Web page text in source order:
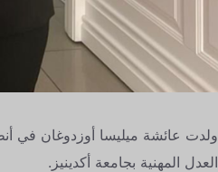
العدل المهنية بجامعة أكدينيز.